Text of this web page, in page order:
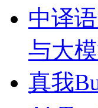
中译
与大
真我